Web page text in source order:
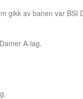
gikk av banen var BSI
A-lag.